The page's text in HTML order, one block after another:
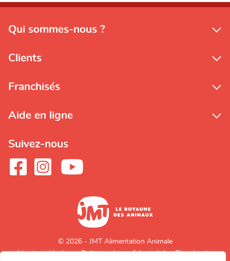
Qui sommes-nous ?
Clients
Franchisés
Aide en ligne
Suivez-nous
© 2026 - JMT Alimentation Animale
Mentions légales
Politique de confidentialité Plan du site